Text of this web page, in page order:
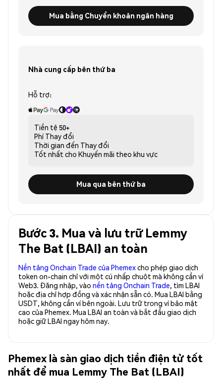
Mua bằng Chuyển khoản ngân hàng
Nhà cung cấp bên thứ ba
Hỗ trợ:
Tiền tệ 50+
Phí Thay đổi
Thời gian đến Thay đổi
Tốt nhất cho Khuyến mãi theo khu vực
Mua qua bên thứ ba
Bước 3. Mua và lưu trữ Lemmy
The Bat (LBAI) an toàn
Nền tảng Onchain Trade của Phemexcho phép giao dịch
token on-chain chỉ với một cú nhấp chuột mà không cần ví
Web3. Đăng nhập, vào nền tảng Onchain Trade, tìm LBAI
hoặc địa chỉ hợp đồng và xác nhận sẵn có. Mua LBAI bằng
USDT, không cần ví bên ngoài. Lưu trữ trong ví bảo mật
cao của Phemex. Mua LBAI an toàn và bắt đầu giao dịch
hoặc giữ LBAI ngay hôm nay.
Phemex là sàn giao dịch tiền điện tử tốt
nhất để mua Lemmy The Bat (LBAI)